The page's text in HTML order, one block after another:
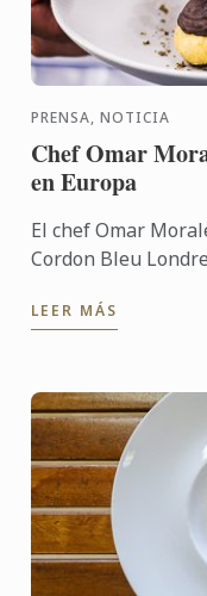
PRENSA, NOTICIA
Chef Omar
en Europa
El chef Omar
Cordon Bleu
LEER MÁS